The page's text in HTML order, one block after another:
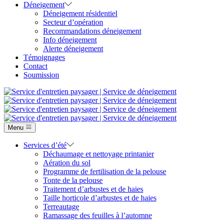
Déneigement
Déneigement résidentiel
Secteur d’opération
Recommandations déneigement
Info déneigement
Alerte déneigement
Témoignages
Contact
Soumission
Menu
Services d’été
Déchaumage et nettoyage printanier
Aération du sol
Programme de fertilisation de la pelouse
Tonte de la pelouse
Traitement d’arbustes et de haies
Taille horticole d’arbustes et de haies
Terreautage
Ramassage des feuilles à l’automne